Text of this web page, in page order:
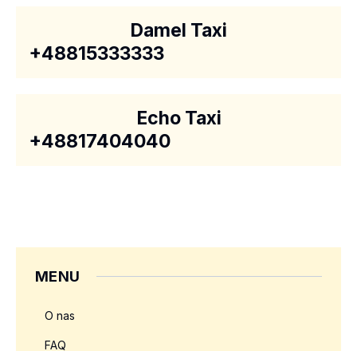
Damel Taxi
+48815333333
Echo Taxi
+48817404040
MENU
O nas
FAQ